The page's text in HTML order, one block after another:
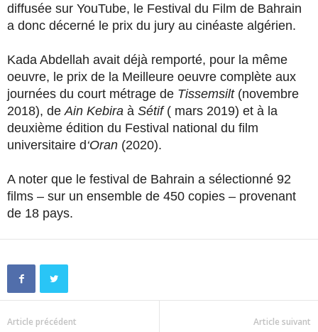
diffusée sur YouTube, le Festival du Film de Bahrain
a donc décerné le prix du jury au cinéaste algérien.
Kada Abdellah avait déjà remporté, pour la même
oeuvre, le prix de la Meilleure oeuvre complète aux
journées du court métrage de Tissemsilt(novembre
2018), de Ain Kebira à Sétif ( mars 2019) et à la
deuxième édition du Festival national du film
universitaire d‘Oran (2020).
A noter que le festival de Bahrain a sélectionné 92
films – sur un ensemble de 450 copies – provenant
de 18 pays.
Article précédent Article suivant